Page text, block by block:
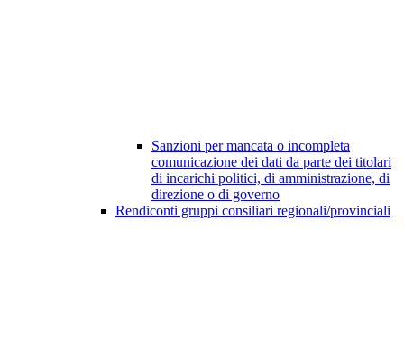
Sanzioni per mancata o incompleta
comunicazione dei dati da parte dei titolari
di incarichi politici, di amministrazione, di
direzione o di governo
Rendiconti gruppi consiliari regionali/provinciali